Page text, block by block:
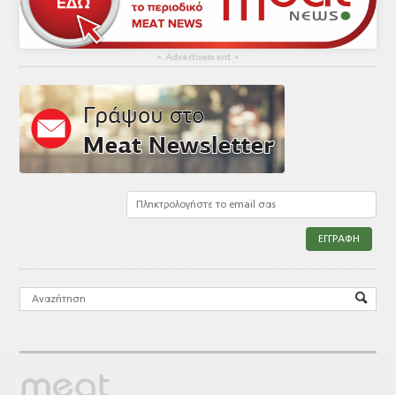
▴ Advertisement ▴